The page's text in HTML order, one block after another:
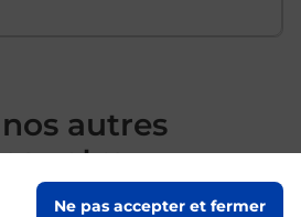
Ne pas accepter et fermer
autres
votre